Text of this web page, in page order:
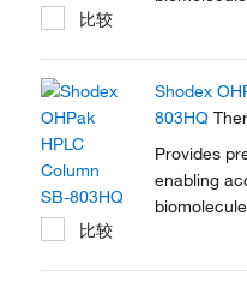
比较
Shodex
803HQ
Provides
enabling
比较